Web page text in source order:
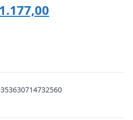
1.177,00
kr. 1.177,00.